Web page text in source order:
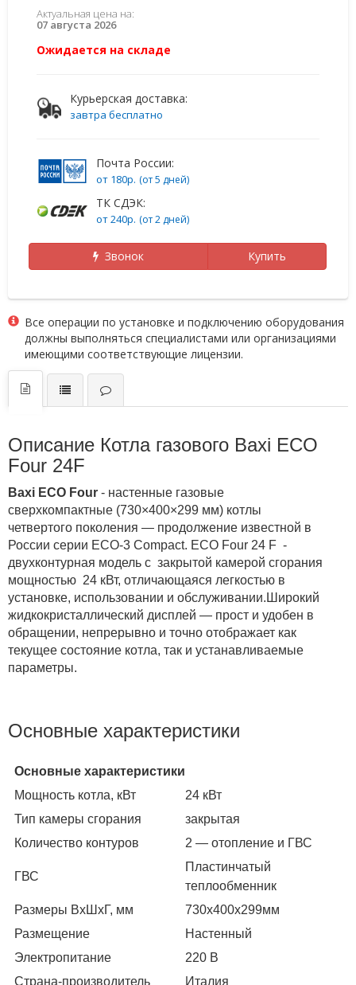
Актуальная цена на:
07 августа 2026
Ожидается на складе
Курьерская доставка:
завтра бесплатно
Почта России:
от 180р. (от 5 дней)
ТК СДЭК:
от 240р. (от 2 дней)
Звонок Купить
Все операции по установке и подключению оборудования
должны выполняться специалистами или организациями
имеющими соответствующие лицензии.
Описание Котла газового Baxi ECO
Four 24F
Baxi ECO Four - настенные газовые
сверхкомпактные (730×400×299 мм) котлы
четвертого поколения — продолжение известной в
России серии ECO-3 Compact. ECO Four 24 F -
двухконтурная модель с закрытой камерой сгорания
мощностью 24 кВт, отличающаяся легкостью в
установке, использовании и обслуживании.Широкий
жидкокристаллический дисплей — прост и удобен в
обращении, непрерывно и точно отображает как
текущее состояние котла, так и устанавливаемые
параметры.
Основные характеристики
Основные характеристики
Мощность котла, кВт
24 кВт
Тип камеры сгорания
закрытая
Количество контуров
2 — отопление и ГВС
ГВС
Пластинчатый
теплообменник
Размеры ВхШхГ, мм
730х400х299мм
Размещение
Настенный
Электропитание
220 В
Страна-производитель
Италия